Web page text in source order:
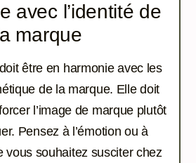
avec l’identité de
la marque
être en harmonie avec les
de la marque. Elle doit
l’image de marque plutôt
Pensez à l’émotion ou à
vous souhaitez susciter chez